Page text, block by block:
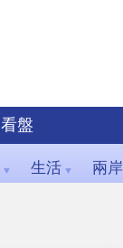
看盤
▼ 生活 ▼ 兩岸